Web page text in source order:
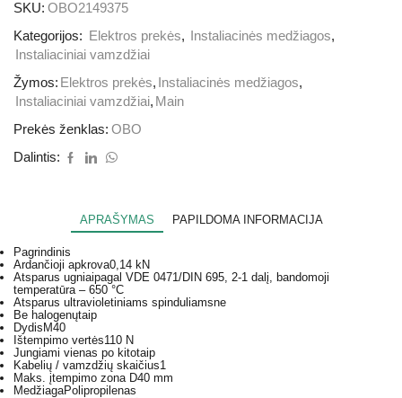
SKU: OBO2149375
Kategorijos:
Elektros prekės, Instaliacinės medžiagos,
Instaliaciniai vamzdžiai
Žymos: Elektros prekės, Instaliacinės medžiagos,
Instaliaciniai vamzdžiai, Main
Prekės ženklas: OBO
Dalintis:
APRAŠYMAS PAPILDOMA INFORMACIJA
Pagrindinis
Ardančioji apkrova0,14 kN
Atsparus ugniaipagal VDE 0471/DIN 695, 2-1 dalį, bandomoji
temperatūra – 650 °C
Atsparus ultravioletiniams spinduliamsne
Be halogenųtaip
Dydis M40
Ištempimo vertės110 N
Jungiami vienas po kitotaip
Kabelių / vamzdžių skaičius1
Maks. įtempimo zona D40 mm
MedžiagaPolipropilenas